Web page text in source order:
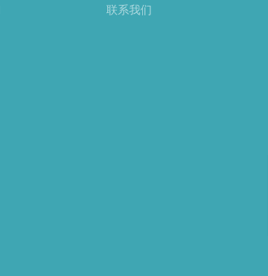
联系我们